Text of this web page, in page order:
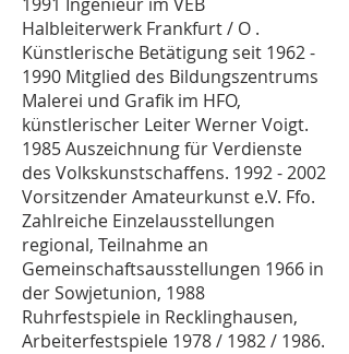
Halbleiterwerk Frankfurt / O .
Künstlerische Betätigung seit 1962 -
1990 Mitglied des Bildungszentrums
Malerei und Grafik im HFO,
künstlerischer Leiter Werner Voigt.
1985 Auszeichnung für Verdienste
des Volkskunstschaffens. 1992 - 2002
Vorsitzender Amateurkunst e.V. Ffo.
Zahlreiche Einzelausstellungen
regional, Teilnahme an
Gemeinschaftsausstellungen 1966 in
der Sowjetunion, 1988
Ruhrfestspiele in Recklinghausen,
Arbeiterfestspiele 1978 / 1982 / 1986.